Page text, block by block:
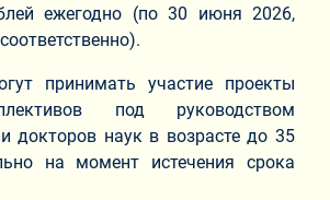
ежегодно (по 30 июня 2026,
принимать участие проекты
под руководством
докторов наук в возрасте до 35
на момент истечения срока